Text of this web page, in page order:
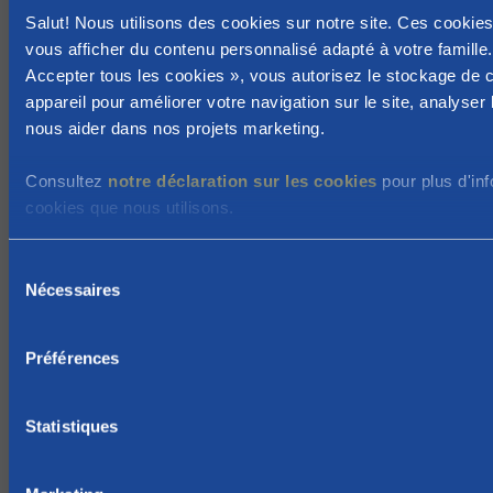
Salut! Nous utilisons des cookies sur notre site. Ces
vous afficher du contenu personnalisé adapté à votre
Accepter tous les cookies », vous autorisez le stockage de
appareil pour améliorer votre navigation sur le site, analyser
nous aider dans nos projets marketing.
Consultez notre déclaration sur les cookies pour plus
cookies que nous utilisons.
Nécessaires
Préférences
Statistiques
n
o
u
v
e
e
a
r